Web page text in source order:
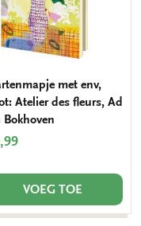
met env,
Atelier des fleurs, Ad
Bokhoven
VOEG TOE